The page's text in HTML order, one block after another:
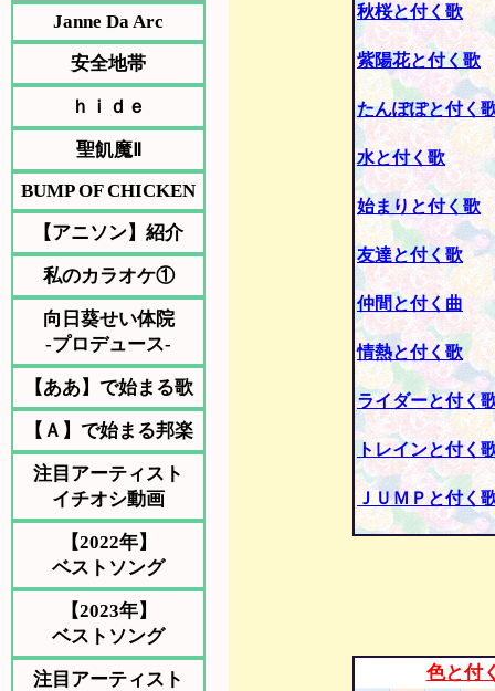
Janne Da Arc
安全地帯
ｈｉｄｅ
聖飢魔Ⅱ
BUMP OF CHICKEN
【アニソン】紹介
私のカラオケ①
向日葵せい体院
-プロデュース-
【ああ】で始まる歌
【Ａ】で始まる邦楽
注目アーティスト
イチオシ動画
【2022年】
ベストソング
【2023年】
ベストソング
注目アーティスト
秋桜と付く歌
紫陽花と付く歌
たんぽぽと付く
水と付く歌
始まりと付く歌
友達と付く歌
仲間と付く曲
情熱と付く歌
ライダーと付く
トレインと付く
ＪＵＭＰと付く
色と付